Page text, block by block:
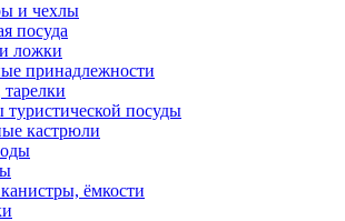
и чехлы
посуда
ложки
принадлежности
посуды
кастрюли
ёмкости